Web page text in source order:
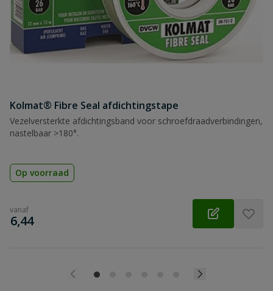
Kolmat® Fibre Seal afdichtingstape
Vezelversterkte afdichtingsband voor schroefdraadverbindingen,
nastelbaar >180°.
Op voorraad
vanaf
€
6,44